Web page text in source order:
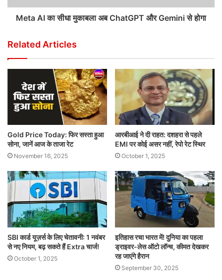
Meta AI का सीधा मुकाबला अब ChatGPT और Gemini से होगा
Related Articles
Gold Price Today: फिर सस्ता हुआ
सोना, जानें आज के ताजा रेट
November 16, 2025
आरबीआई ने दी राहत: दशहरा से पहले
EMI पर कोई असर नहीं, रेपो रेट स्थिर
October 1, 2025
SBI कार्ड यूज़र्स के लिए चेतावनी: 1 नवंबर
से नए नियम, बढ़ सकते हैं Extra चार्ज!
October 1, 2025
इतिहास रचा भारत में! दुनिया का पहला
ड्राइवर-लेस ऑटो लॉन्च, कीमत देखकर
रह जाएंगे हैरान
September 30, 2025